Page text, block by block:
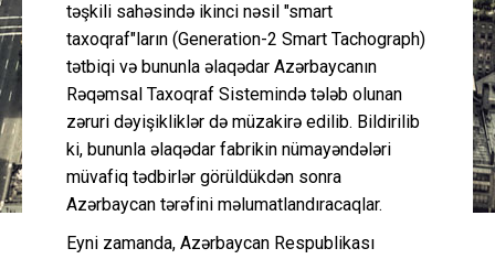
təşkili sahəsində ikinci nəsil "smart
taxoqraf"ların (Generation-2 Smart Tachograph)
tətbiqi və bununla əlaqədar Azərbaycanın
Rəqəmsal Taxoqraf Sistemində tələb olunan
zəruri dəyişikliklər də müzakirə edilib. Bildirilib
ki, bununla əlaqədar fabrikin nümayəndələri
müvafiq tədbirlər görüldükdən sonra
Azərbaycan tərəfini məlumatlandıracaqlar.
Eyni zamanda, Azərbaycan Respublikası